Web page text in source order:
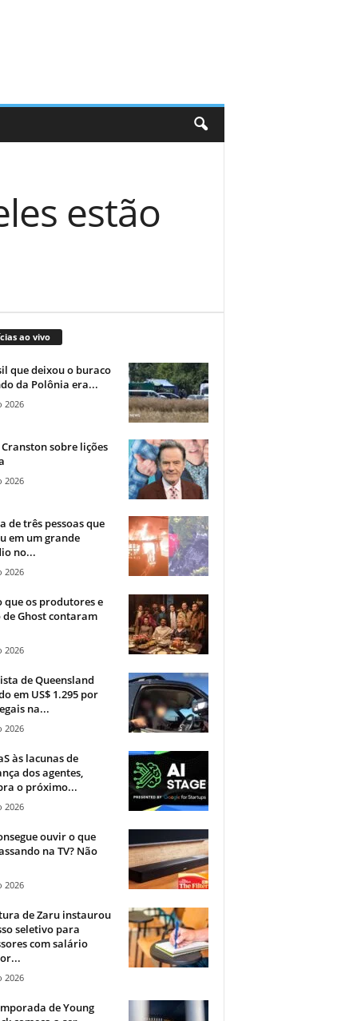
estão
ao vivo
que deixou o buraco
da Polônia era...
2026
sobre lições
2026
de três pessoas que
em um grande
no...
2026
que os produtores e
de Ghost contaram
2026
de Queensland
em US$ 1.295 por
na...
2026
às lacunas de
dos agentes,
o próximo...
2026
ouvir o que
na TV? Não
2026
de Zaru instaurou
seletivo para
com salário
2026
de Young